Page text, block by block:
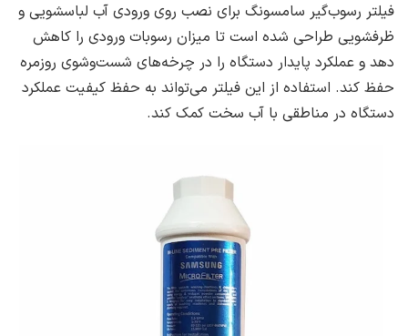
فیلتر رسوب‌گیر سامسونگ برای نصب روی ورودی آب لباسشویی و
ظرفشویی طراحی شده است تا میزان رسوبات ورودی را کاهش
دهد و عملکرد پایدار دستگاه را در چرخه‌های شست‌وشوی روزمره
حفظ کند. استفاده از این فیلتر می‌تواند به حفظ کیفیت عملکرد
دستگاه در مناطقی با آب سخت کمک کند.